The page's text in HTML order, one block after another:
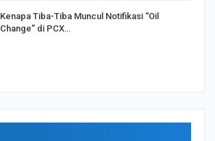
Kenapa Tiba-Tiba Muncul Notifikasi “Oil
Change” di PCX…